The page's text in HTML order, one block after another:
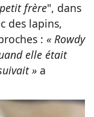
frère", dans
des lapins,
: « Rowdy
elle était
» a